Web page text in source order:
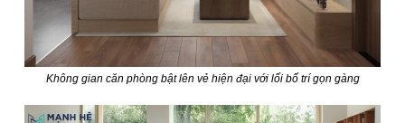
Không gian căn phòng bật lên vẻ hiện đại với lối bố trí gọn gàng